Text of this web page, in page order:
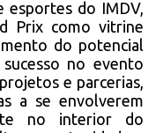
esportes do IMDV,
Prix como vitrine
do potencial
no evento
e parcerias,
a se envolverem
no interior do